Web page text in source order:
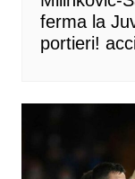
ferma la
portieri!